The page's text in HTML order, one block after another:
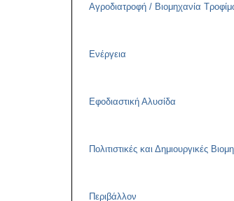
Αγροδιατροφή / Βιομηχανία
Ενέργεια
Εφοδιαστική Αλυσίδα
Πολιτιστικές και Δημιουργικές
Περιβάλλον